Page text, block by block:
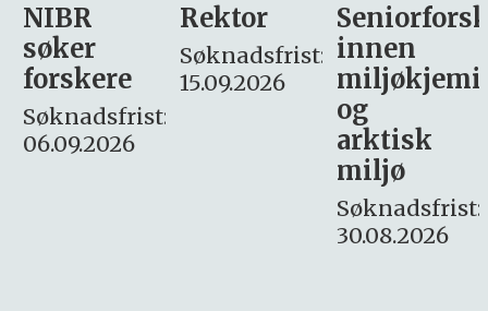
Rektor
Søknadsfrist:
15.09.2026
Seniorforsker
innen
miljøkjemi
søker
– fast
Søknadsfrist:
16. august.